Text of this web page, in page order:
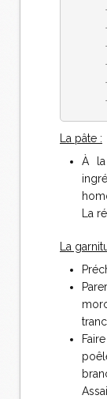
La pâte :
À
La
La